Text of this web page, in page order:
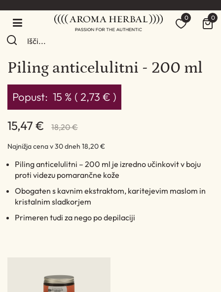
0 0
Piling anticelulitni - 200 ml
18,20 €
Popust: 15 % ( 2,73 € )
15,47 €
Najnižja cena v 30 dneh 18,20 €
Piling anticelulitni – 200 ml je izredno učinkovit v boju
proti videzu pomarančne kože
Obogaten s kavnim ekstraktom, karitejevim maslom in
kristalnim sladkorjem
Primeren tudi za nego po depilaciji